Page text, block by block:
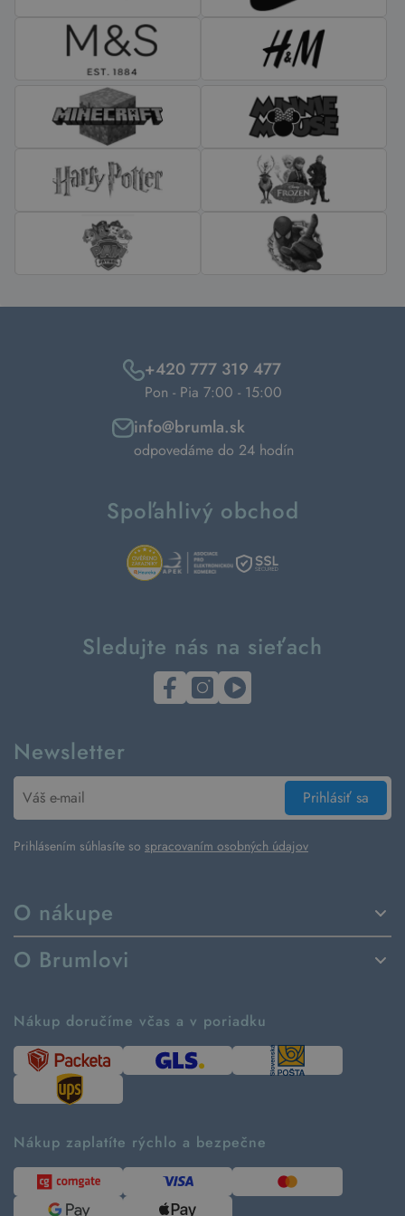
O nákupe
Spôsoby dodania a platby
Vrátenie tovaru a reklamácia
Návod ako nakupovať
Tabuľka veľkostí
Predávané značky
Kontakt
O Brumlovi
Ako tvoríme second hand
Časté otázky
Kde pomáhame
Udržateľnosť
Blog
Pre médiá
+420 777 319 477
Pon - Pia 7:00 - 15:00
info@brumla.sk
odpovedáme do 24 hodín
Spoľahlivý obchod
Sledujte nás na sieťach
Newsletter
Prihlásiť sa
Prihlásením súhlasíte so spracovaním osobných údajov
Nákup doručíme včas a v poriadku
Nákup zaplatíte rýchlo a bezpečne